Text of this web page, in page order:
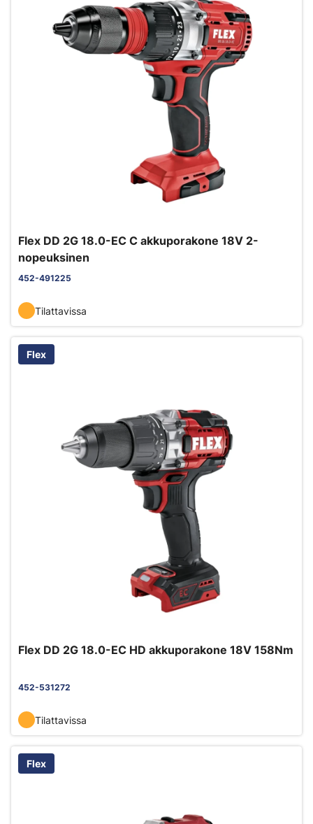
Flex DD 2G 18.0-EC C akkuporakone 18V 2-
nopeuksinen
452-491225
Tilattavissa
Flex
Flex DD 2G 18.0-EC HD akkuporakone 18V 158Nm
452-531272
Tilattavissa
Flex